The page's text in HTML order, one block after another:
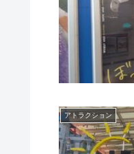
アトラクション